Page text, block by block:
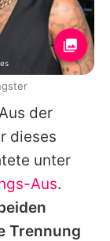
der
dieses
unter
Aus.
Trennung